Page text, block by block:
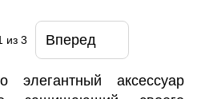
из 3 Вперед
аксессуар